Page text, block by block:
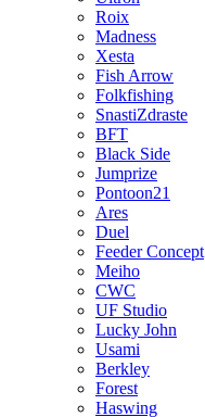
Roix
Madness
Xesta
Fish Arrow
Folkfishing
SnastiZdraste
BFT
Black Side
Jumprize
Pontoon21
Ares
Duel
Feeder Concept
Meiho
CWC
UF Studio
Lucky John
Usami
Berkley
Forest
Haswing